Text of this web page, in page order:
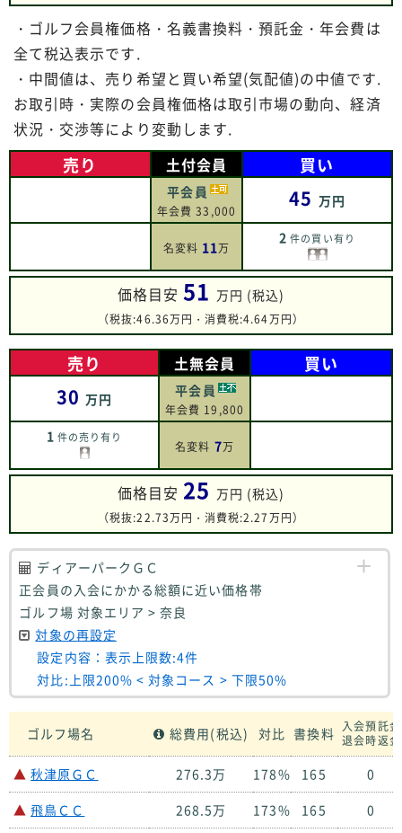
・ゴルフ会員権価格・名義書換料・預託金・年会費は
全て税込表示です.
・中間値は、売り希望と買い希望(気配値)の中値です.
お取引時・実際の会員権価格は取引市場の動向、経済
状況・交渉等により変動します.
売り 土付会員
平会員
年会費 33,000
名変料 11万
買い
45 万円
2 件の買い有り
価格目安51 万円 (税込)
（税抜:46.36万円・消費税:4.64万円）
売り
30万円
1 件の売り有り
土無会員
平会員
年会費 19,800
名変料 7万
買い
価格目安 25 万円 (税込)
（税抜:22.73万円・消費税:2.27万円）
ディアーパークＧＣ
正会員の入会にかかる総額に近い価格帯
ゴルフ場 対象エリア > 奈良
対象の再設定
設定内容：表示上限数:4件
対比:上限200% < 対象コース > 下限50%
ゴルフ場名 総費用(税込) 対比 書換料 入会預託金
退会時返金
▲ 秋津原ＧＣ 276.3万 178% 165
0
▲ 飛鳥ＣＣ 268.5万 173% 165
0